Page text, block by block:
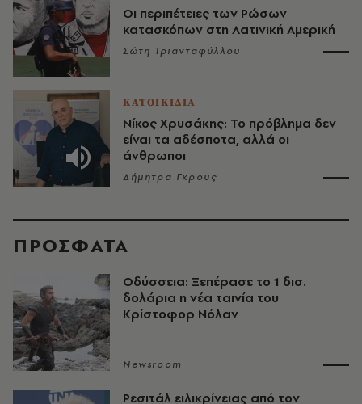
Οι περιπέτειες των Ρώσων
κατασκόπων στη Λατινική Αμερική
Σώτη Τριανταφύλλου
ΚΑΤΟΙΚΙΔΙΑ
Νίκος Χρυσάκης: Το πρόβλημα δεν
είναι τα αδέσποτα, αλλά οι
άνθρωποι
Δήμητρα Γκρους
ΠΡΟΣΦΑΤΑ
Οδύσσεια: Ξεπέρασε το 1 δισ.
δολάρια η νέα ταινία του
Κρίστοφορ Νόλαν
Newsroom
Ρεσιτάλ ειλικρίνειας από τον